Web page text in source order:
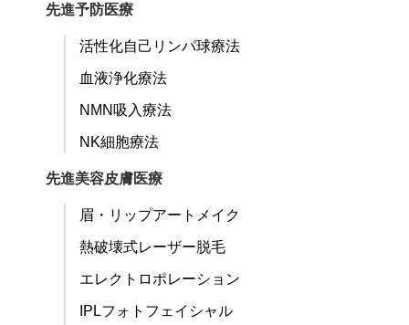
先進予防医療
活性化自己リンパ球療法
血液浄化療法
NMN吸入療法
NK細胞療法
先進美容皮膚医療
眉・リップアートメイク
熱破壊式レーザー脱毛
エレクトロポレーション
IPLフォトフェイシャル